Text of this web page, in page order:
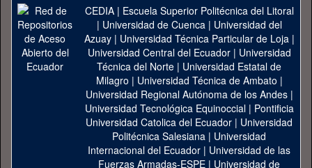
CEDIA| Escuela Superior Politécnica del Litoral
| Universidad de Cuenca| Universidad del
Azuay| Universidad Técnica Particular de Loja|
Universidad Central del Ecuador| Universidad
Técnica del Norte | Universidad Estatal de
Milagro | Universidad Técnica de Ambato |
Universidad Regional Autónoma de los Andes|
Universidad Tecnológica Equinoccial| Pontificia
Universidad Catolica del Ecuador | Universidad
Politécnica Salesiana | Universidad
Internacional del Ecuador | Universidad de las
Fuerzas Armadas-ESPE | Universidad de